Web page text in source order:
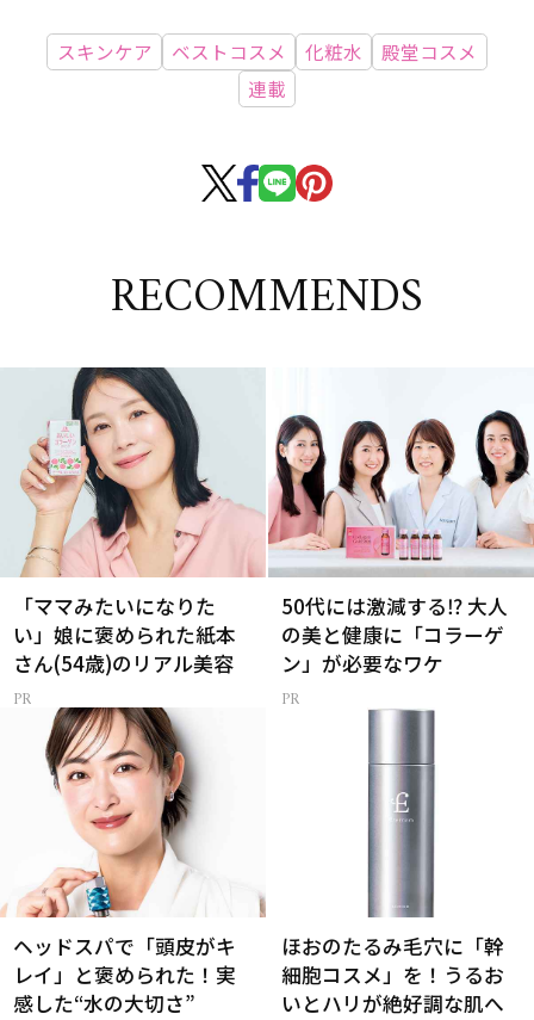
スキンケア ベストコスメ 化粧水
殿堂コスメ
連載
RECOMMENDS
「ママみたいになりた
い」娘に褒められた紙本
さん(54歳)のリアル美容
50代には激減する⁉ 大人
の美と健康に「コラーゲ
ン」が必要なワケ
ヘッドスパで「頭皮がキ
レイ」と褒められた！実
感した“水の大切さ”
ほおのたるみ毛穴に「幹
細胞コスメ」を！うるお
いとハリが絶好調な肌へ